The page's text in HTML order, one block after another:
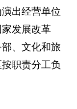
出经营单位
发展改革
、文化和旅
职责分工负